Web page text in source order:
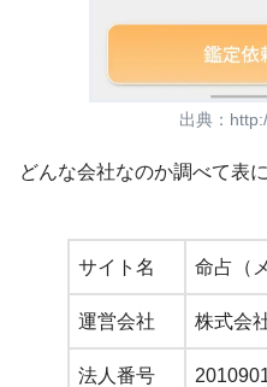
出典：
どんな会社なのか調べて表
サイト名 命占（
運営会社 株式会
法人番号